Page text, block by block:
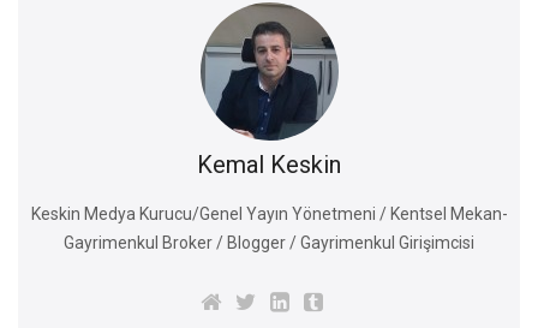
Kemal Keskin
Keskin Medya Kurucu/Genel Yayın Yönetmeni / Kentsel Mekan-
Gayrimenkul Broker / Blogger / Gayrimenkul Girişimcisi